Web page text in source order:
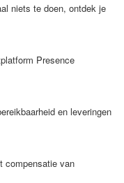
niets te doen, ontdek je
Presence
en leveringen
compensatie van